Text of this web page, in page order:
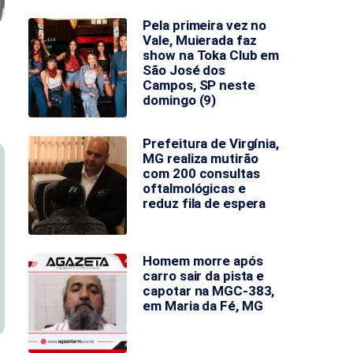
Pela primeira vez no
Vale, Muierada faz
show na Toka Club em
São José dos
Campos, SP neste
domingo (9)
Prefeitura de Virgínia,
MG realiza mutirão
com 200 consultas
oftalmológicas e
reduz fila de espera
Homem morre após
carro sair da pista e
capotar na MGC-383,
em Maria da Fé, MG